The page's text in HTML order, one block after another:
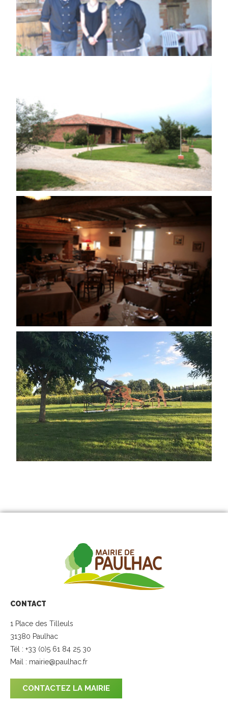
CONTACT
1 Place des Tilleuls
31380 Paulhac
Tél : +33 (0)5 61 84 25 30
Mail : mairie@paulhac.fr
CONTACTEZ LA MAIRIE